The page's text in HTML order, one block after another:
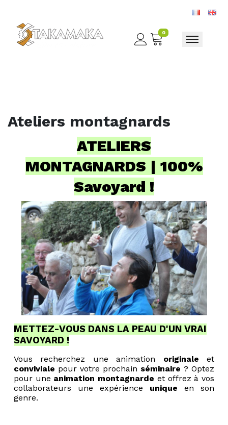
0
Toggle
Ateliers montagnards
ATELIERS
MONTAGNARDS | 100%
Savoyard !
METTEZ-VOUS DANS LA PEAU D'UN VRAI
SAVOYARD !
Vous recherchez une animation originale et
conviviale pour votre prochain séminaire ? Optez
pour une animation montagnarde et offrez à vos
collaborateurs une expérience unique en son
genre.